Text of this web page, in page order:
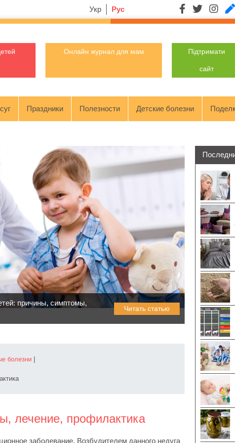
Укр Рус
Онлайн журнал для мам Підтримати
сайт
Праздники Полезности Детские болезни
причины, симптомы,
Читать статью
болезни
лечение, профилактика
заболевание. Возбудителем данного недуга